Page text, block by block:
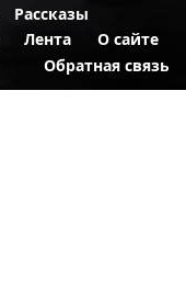
Рассказы
Лента
О сайте
Обратная связь